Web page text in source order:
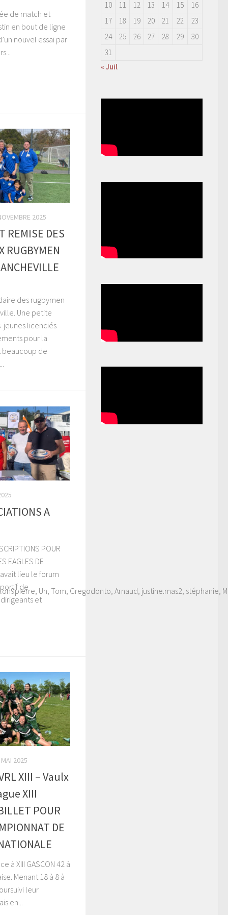
de match et
en bout de ligne
nouvel essai par
2025
REMISE DES
RUGBYMEN
des rugbymen
Une petite
jeunes licenciés
pour la
beaucoup de
Un, Tom, Gregodonto, Arnaud, justine.mas2,
A
POUR
EAGLES DE
avait lieu le forum
de
et
2025
XIII – Vaulx
XIII
POUR
DE
à XIII GASCON 42 à
Menant 18 à 8 à
leur
en...
10
11 12 13 14 15
16
17
18 19 20 21 22
23
24
25 26 27 28 29
30
31
« Juil